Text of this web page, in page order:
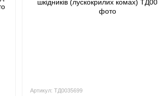
Артикул: ТД0035699